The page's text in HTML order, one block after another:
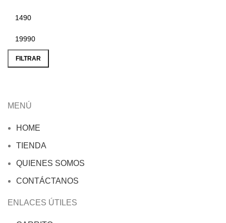
Precio
mínimo
Precio
máximo
FILTRAR
MENÚ
HOME
TIENDA
QUIENES SOMOS
CONTÁCTANOS
ENLACES ÚTILES